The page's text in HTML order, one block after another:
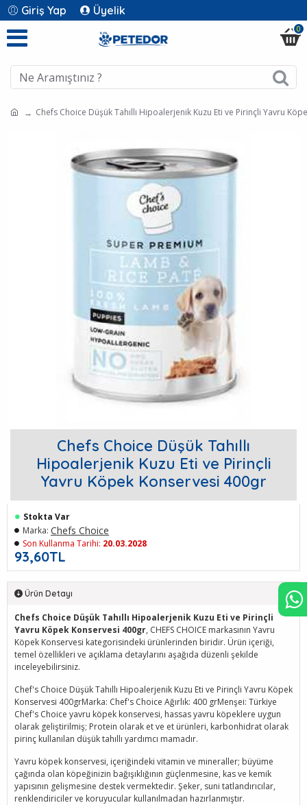
Giriş Yap Üyelik
0
Chefs Choice Düşük Tahıllı Hipoalerjenik Kuzu Eti ve Pirinçli Yavru
Chefs Choice Düşük Tahıllı
Hipoalerjenik Kuzu Eti ve Pirinçli
Yavru Köpek Konservesi 400gr
93,60TL
Stokta Var
Marka: Chefs Choice
Son Kullanma Tarihi: 20.03.2028
Ürün Detayı
Chefs Choice Düşük Tahıllı Hipoalerjenik Kuzu Eti ve Pirinçli
Yavru Köpek Konservesi 400gr, CHEFS CHOICE markasının Yavru
Köpek Konservesi kategorisindeki ürünlerinden biridir. Ürün içeriği,
temel özellikleri ve açıklama detaylarını aşağıda düzenli şekilde
inceleyebilirsiniz.
Chef's Choice Düşük Tahıllı Hipoalerjenik Kuzu Eti ve Pirinçli Yavru Köpek
Konservesi 400grMarka: Chef's Choice Ağırlık: 400 grMenşei: Türkiye
Chef's Choice yavru köpek konservesi, hassas yavru köpeklere uygun
olarak geliştirilmiş; Protein olarak et ve et ürünleri, karbonhidrat olarak
pirinç kullanılan düşük tahıllı yardımcı mamadır.
Yavru köpek konservesi, içeriğindeki vitamin ve mineraller; büyüme
çağında olan köpeğinizin bağışıklığının güçlenmesine, kas ve kemik
yapısının gelişmesine destek vermektedir. Şeker, suni tatlandırıcılar,
renklendiriciler ve koruyucular kullanılmadan hazırlanmıştır.